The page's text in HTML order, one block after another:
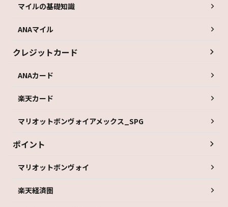
マイルの基礎知識
ANAマイル
クレジットカード
ANAカード
楽天カード
マリオットボンヴォイアメックス_SPG
ポイント
マリオットボンヴォイ
楽天経済圏